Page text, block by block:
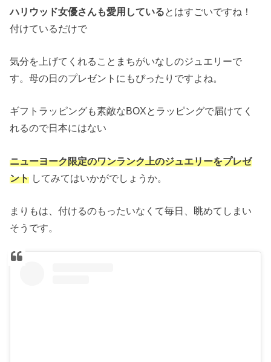
ハリウッド女優さんも愛用している とはすごいですね！
付けているだけで
気分を上げてくれることまちがいなしのジュエリーで
す。母の日のプレゼントにもぴったりですよね。
ギフトラッピングも素敵なBOXとラッピングで届けてく
れるので日本にはない
ニューヨーク限定のワンランク上のジュエリーをプレゼ
ント してみてはいかがでしょうか。
まりもは、付けるのもったいなくて毎日、眺めてしまい
そうです。